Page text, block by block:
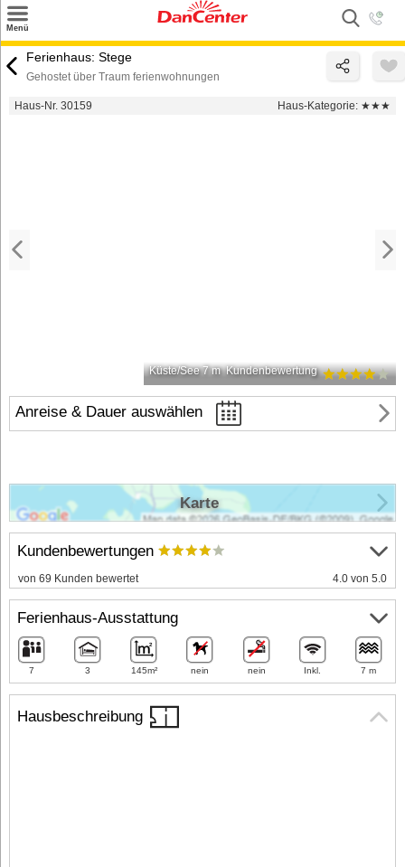
Menü
Suchen
Ferienhaus: Stege
Gehostet über Traum ferienwohnungen
Haus-Nr. 30159 Haus-Kategorie: ★★★
Küste/See 7 m Kundenbewertung
Anreise & Dauer auswählen
Hausbeschreibung
Kundenbewertungen
von 69 Kunden bewertet 4.0 von 5.0
Ferienhaus-Ausstattung
7 3 145m² nein nein Inkl. 7 m
Karte